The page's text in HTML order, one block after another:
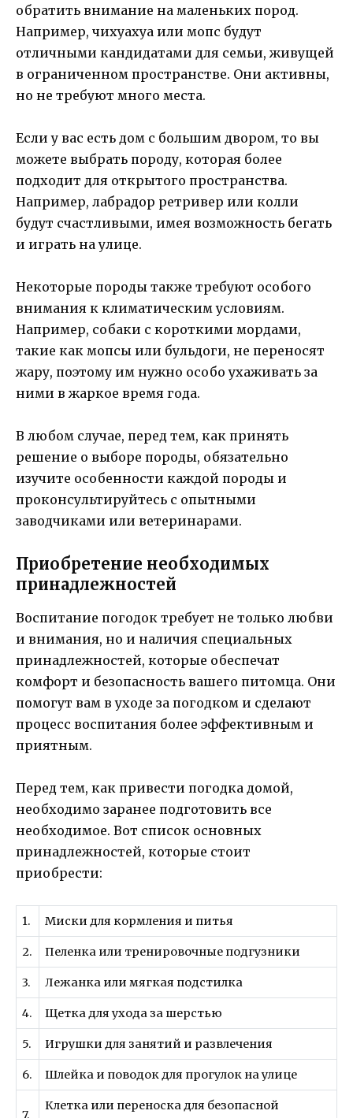
обратить внимание на маленьких пород.
Например, чихуахуа или мопс будут
отличными кандидатами для семьи, живущей
в ограниченном пространстве. Они активны,
но не требуют много места.
Если у вас есть дом с большим двором, то вы
можете выбрать породу, которая более
подходит для открытого пространства.
Например, лабрадор ретривер или колли
будут счастливыми, имея возможность бегать
и играть на улице.
Некоторые породы также требуют особого
внимания к климатическим условиям.
Например, собаки с короткими мордами,
такие как мопсы или бульдоги, не переносят
жару, поэтому им нужно особо ухаживать за
ними в жаркое время года.
В любом случае, перед тем, как принять
решение о выборе породы, обязательно
изучите особенности каждой породы и
проконсультируйтесь с опытными
заводчиками или ветеринарами.
Приобретение необходимых
принадлежностей
Воспитание погодок требует не только любви
и внимания, но и наличия специальных
принадлежностей, которые обеспечат
комфорт и безопасность вашего питомца. Они
помогут вам в уходе за погодком и сделают
процесс воспитания более эффективным и
приятным.
Перед тем, как привести погодка домой,
необходимо заранее подготовить все
необходимое. Вот список основных
принадлежностей, которые стоит
приобрести:
1. Миски для кормления и питья
2. Пеленка или тренировочные подгузники
3. Лежанка или мягкая подстилка
4. Щетка для ухода за шерстью
5. Игрушки для занятий и развлечения
6. Шлейка и поводок для прогулок на улице
7.
Клетка или переноска для безопасной